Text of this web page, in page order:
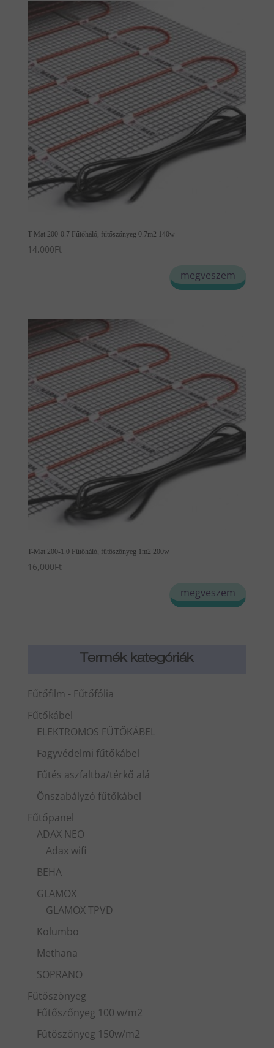
T-Mat 200-0.7 Fűtőháló, fűtőszőnyeg 0.7m2 140w
14,000Ft
megveszem
T-Mat 200-1.0 Fűtőháló, fűtőszőnyeg 1m2 200w
16,000Ft
megveszem
Termék kategóriák
Fűtőfilm - Fűtőfólia
Fűtőkábel
ELEKTROMOS FŰTŐKÁBEL
Fagyvédelmi fűtőkábel
Fűtés aszfaltba/térkő alá
Önszabályzó fűtőkábel
Fűtőpanel
ADAX NEO
Adax wifi
BEHA
GLAMOX
GLAMOX TPVD
Kolumbo
Methana
SOPRANO
Fűtőszönyeg
Fűtőszőnyeg 100 w/m2
Fűtőszőnyeg 150w/m2